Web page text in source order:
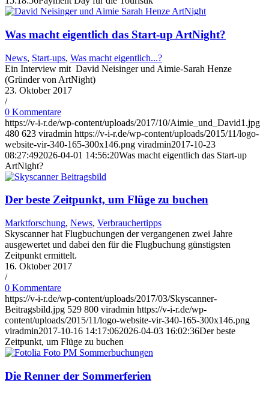
Was macht eigentlich das Start-up ArtNight?
News, Start-ups, Was macht eigentlich...?
Ein Interview mit David Neisinger und Aimie-Sarah Henze
(Gründer von ArtNight)
23. Oktober 2017
/
0 Kommentare
https://v-i-r.de/wp-content/uploads/2017/10/Aimie_und_David1.jpg
480 623 viradmin https://v-i-r.de/wp-content/uploads/2015/11/logo-
website-vir-340-165-300x146.png viradmin2017-10-23
08:27:492026-04-01 14:56:20Was macht eigentlich das Start-up
ArtNight?
Der beste Zeitpunkt, um Flüge zu buchen
Marktforschung, News, Verbrauchertipps
Skyscanner hat Flugbuchungen der vergangenen zwei Jahre
ausgewertet und dabei den für die Flugbuchung günstigsten
Zeitpunkt ermittelt.
16. Oktober 2017
/
0 Kommentare
https://v-i-r.de/wp-content/uploads/2017/03/Skyscanner-
Beitragsbild.jpg 529 800 viradmin https://v-i-r.de/wp-
content/uploads/2015/11/logo-website-vir-340-165-300x146.png
viradmin2017-10-16 14:17:062026-04-03 16:02:36Der beste
Zeitpunkt, um Flüge zu buchen
Die Renner der Sommerferien